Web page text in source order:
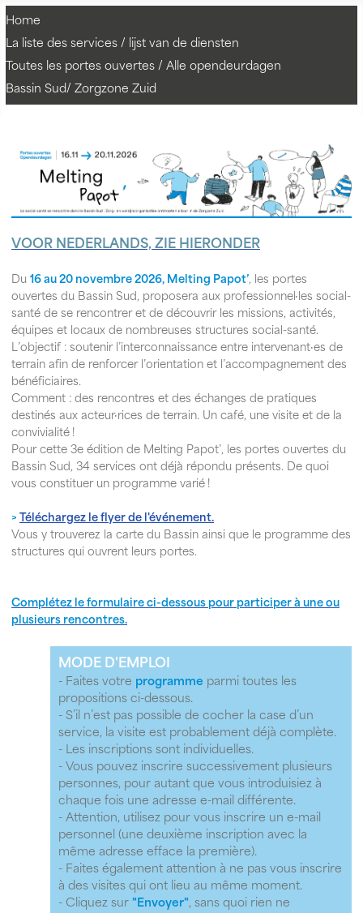
Home
La liste des services / lijst van de diensten
Toutes les portes ouvertes / Alle opendeurdagen
Bassin Sud/ Zorgzone Zuid
VOOR NEDERLANDS, ZIE HIERONDER
Du 16 au 20 novembre 2026, Melting Papot’, les portes
ouvertes du Bassin Sud, proposera aux professionnel·les social-
santé de se rencontrer et de découvrir les missions, activités,
équipes et locaux de nombreuses structures social-santé.
L’objectif : soutenir l’interconnaissance entre intervenant·es de
terrain afin de renforcer l’orientation et l’accompagnement des
bénéficiaires.
Comment : des rencontres et des échanges de pratiques
destinés aux acteur·rices de terrain. Un café, une visite et de la
convivialité !
Pour cette 3e édition de Melting Papot’, les portes ouvertes du
Bassin Sud, 34 services ont déjà répondu présents. De quoi
vous constituer un programme varié !
>
Téléchargez le flyer de l'événement.
Vous y trouverez la carte du Bassin ainsi que le programme des
structures qui ouvrent leurs portes.
Complétez le formulaire ci-dessous pour participer à une ou
plusieurs rencontres.
MODE D'EMPLOI
- Faites votre programme parmi toutes les
propositions ci-dessous.
- S’il n’est pas possible de cocher la case d’un
service, la visite est probablement déjà complète.
- Les inscriptions sont individuelles.
- Vous pouvez inscrire successivement plusieurs
personnes, pour autant que vous introduisiez à
chaque fois une adresse e-mail différente.
- Attention, utilisez pour vous inscrire un e-mail
personnel (une deuxième inscription avec la
même adresse efface la première).
- Faites également attention à ne pas vous inscrire
à des visites qui ont lieu au même moment.
- Cliquez sur "Envoyer", sans quoi rien ne